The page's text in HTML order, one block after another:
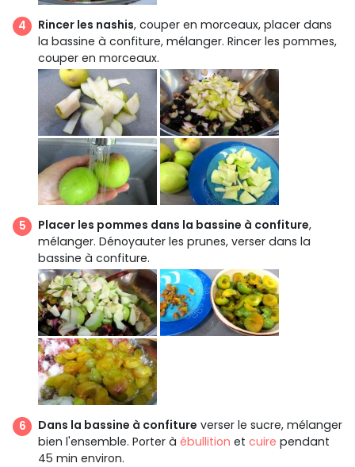
Rincer les nashis, couper en morceaux, placer dans
la bassine à confiture, mélanger. Rincer les pommes,
couper en morceaux.
Placer les pommes dans la bassine à confiture,
mélanger. Dénoyauter les prunes, verser dans la
bassine à confiture.
Dans la bassine à confiture verser le sucre, mélanger
bien l'ensemble. Porter à ébullition et cuire pendant
45 min environ.